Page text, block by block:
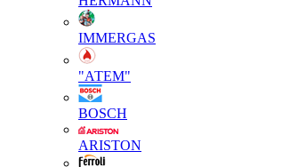
IMMERGAS
"АТЕМ"
BOSCH
ARISTON